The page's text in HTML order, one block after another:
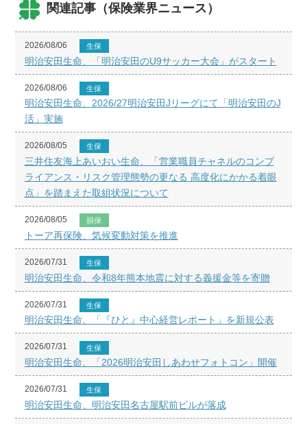
関連記事（保険業界ニュース）
2026/08/06 生保
明治安田生命、「明治安田のU9サッカー大会」がスタート
2026/08/06 生保
明治安田生命、2026/27明治安田Jリーグにて「明治安田のJ
活」実施
2026/08/05 生保
三井住友海上あいおい生命、「営業職員チャネルのコンプ
ライアンス・リスク管理態勢の更なる 高度化にかかる着眼
点」を踏まえた取組状況について
2026/08/05 損保
トーア再保険、気候変動対策を推進
2026/07/31 生保
明治安田生命、令和8年熊本地震に対する義援金等を寄贈
2026/07/31 生保
明治安田生命、「『ひと』中心経営レポート」を新規公表
2026/07/31 生保
明治安田生命、「2026明治安田しあわせフォトコン」開催
2026/07/31 生保
明治安田生命、明治安田名古屋駅前ビルが落成